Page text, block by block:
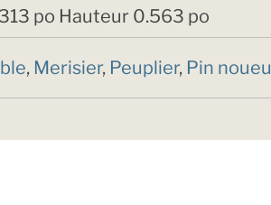
po Hauteur 0.563 po
, Merisier, Peuplier, Pin